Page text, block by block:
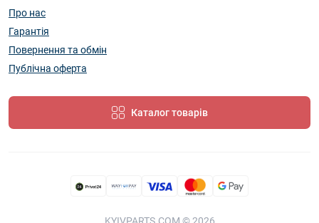
Про нас
Гарантія
Повернення та обмін
Публічна оферта
Каталог товарів